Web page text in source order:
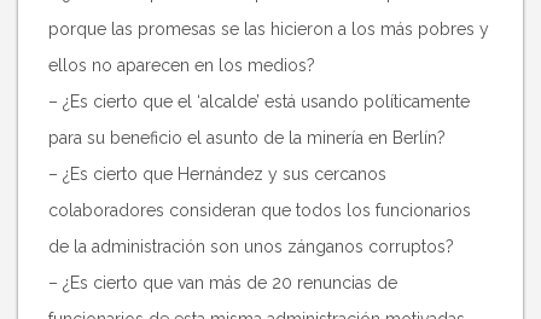
porque las promesas se las hicieron a los más pobres y
ellos no aparecen en los medios?
– ¿Es cierto que el ‘alcalde’ está usando políticamente
para su beneficio el asunto de la minería en Berlín?
– ¿Es cierto que Hernández y sus cercanos
colaboradores consideran que todos los funcionarios
de la administración son unos zánganos corruptos?
– ¿Es cierto que van más de 20 renuncias de